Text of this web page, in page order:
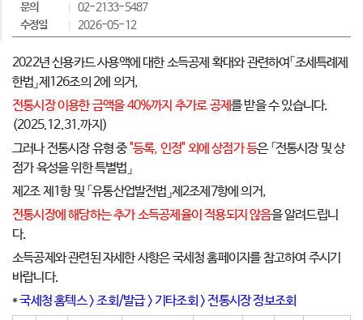
문의
02-2133-5487
수정일
2026-05-12
2022년 신용카드 사용액에 대한 소득공제 확대와 관련하여「조세특례제
한법」제126조의 2에 의거,
전통시장 이용한 금액을 40%까지 추가로 공제 를 받을 수 있습니다.
(2025.12.31.까지)
그러나 전통시장 유형 중"등록, 인정" 외에 상점가 등은 「전통시장 및 상
점가 육성을 위한 특별법」
제2조 제1항 및 「유통산업발전법」제2조제7항에 의거,
전통시장에 해당하는 추가 소득공제율이 적용되지 않음을 알려드립니
다.
소득공제와 관련된 자세한 사항은 국세청 홈페이지를 참고하여 주시기
바랍니다.
*국세청 홈텍스 > 조회/발급 > 기타조회 > 전통시장 정보조회